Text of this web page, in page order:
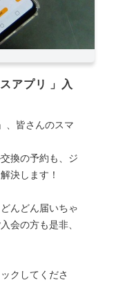
アプリ 」入
、皆さんのスマ
換の予約も、ジ
解決します！
んどん届いちゃ
会の方も是非、
クしてくださ